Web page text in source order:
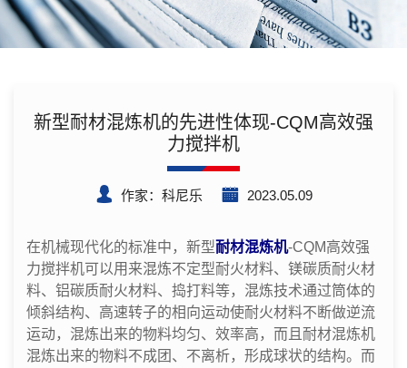
新型耐材混炼机的先进性体现-CQM高效强
力搅拌机
作家：科尼乐 2023.05.09
在机械现代化的标准中，新型耐材混炼机-CQM高效强
力搅拌机可以用来混炼不定型耐火材料、镁碳质耐火材
料、铝碳质耐火材料、捣打料等，混炼技术通过筒体的
倾斜结构、高速转子的相向运动使耐火材料不断做逆流
运动，混炼出来的物料均匀、效率高，而且耐材混炼机
混炼出来的物料不成团、不离析，形成球状的结构。而